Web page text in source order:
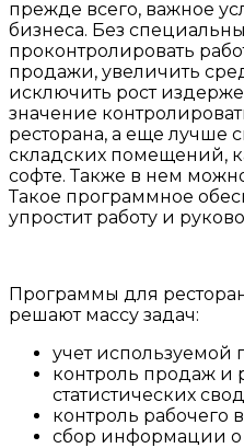
прежде всего, важное
бизнеса. Без
проконтролировать
продажи, увеличить
исключить рост
значение
ресторана, а еще лучше
складских помещений,
софте. Также в нем
Такое программное
упростит работу и
Программы для
решают массу задач:
учет используемой
контроль продаж и
статистических
контроль рабочего
сбор информации о